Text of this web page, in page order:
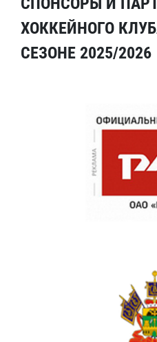
ХОККЕЙНОГО
СЕЗОНЕ 2025/2026